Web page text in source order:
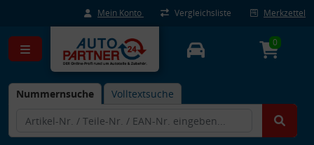
Mein Konto Vergleichsliste Merkzettel
Nummernsuche Volltextsuche
0